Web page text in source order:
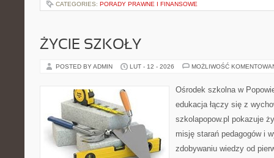
CATEGORIES: PORADY PRAWNE I FINANSOWE
ŻYCIE SZKOŁY
POSTED BY ADMIN LUT - 12 - 2026 MOŻLIWOŚĆ
Ośrodek szkolna w
edukacja łączy się z
szkolapopow.pl pokazuje
misję starań pedagogów i
zdobywaniu wiedzy od